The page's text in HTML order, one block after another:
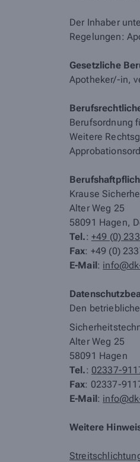
Der Inhaber
Regelungen:
Gesetzliche
Apotheker/-in,
Berufsordnung
Weitere
Krause
Alter Weg 25
58091 Hagen,
Tel.: +49 (0)
Fax: +49 (0)
E-Mail:
Den
Alter Weg 25
58091 Hagen
Tel.: 02337-
Fax: 02337-
E-Mail:
Weitere